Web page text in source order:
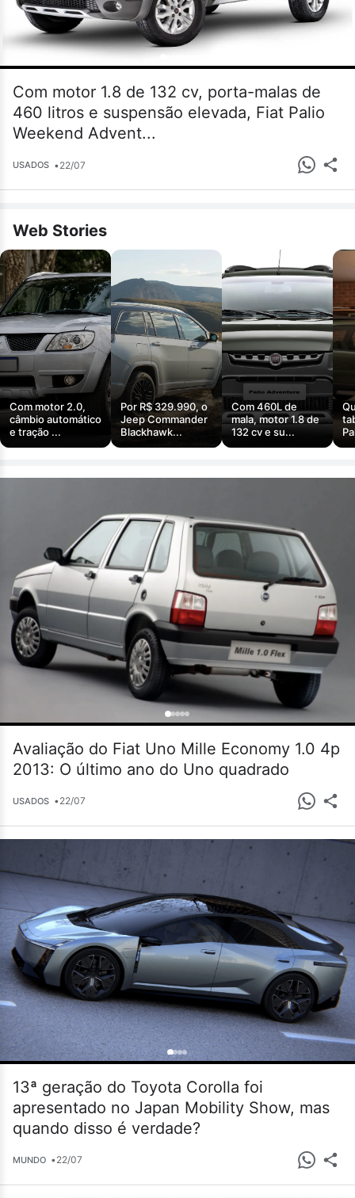
Com motor 1.8 de 132 cv, porta-malas de
460 litros e suspensão elevada, Fiat Palio
Weekend Advent...
USADOS •22/07
Web Stories
Com motor 2.0,
câmbio automático
e tração ...
Por R$ 329.990, o
Jeep Commander
Blackhawk...
Com 460L de
mala, motor 1.8 de
132 cv e su...
Avaliação do Fiat Uno Mille Economy 1.0 4p
2013: O último ano do Uno quadrado
USADOS •22/07
13ª geração do Toyota Corolla foi
apresentado no Japan Mobility Show, mas
quando disso é verdade?
MUNDO •22/07